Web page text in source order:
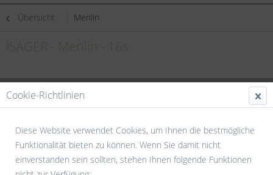
Übersicht Merilin
Cookie-Richtlinien
Diese Website verwendet Cookies, um Ihnen die bestmögliche
Funktionalität bieten zu können. Wenn Sie damit nicht
einverstanden sein sollten, stehen Ihnen folgende Funktionen